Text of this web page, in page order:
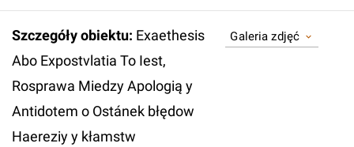
Szczegóły obiektu: Exaethesis
Abo Expostvlatia To Iest,
Rosprawa Miedzy Apologią y
Antidotem o Ostánek błędow
Haereziy y kłamstw
Galeria zdjęć